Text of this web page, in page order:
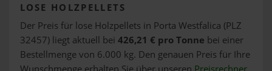
LOSE HOLZPELLETS
Der Preis für lose Holzpellets in Porta Westfalica (PLZ
32457) liegt aktuell bei 426,21 € pro Tonne bei einer
Bestellmenge von 6.000 kg. Den genauen Preis für Ihre